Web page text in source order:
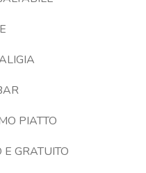
PIATTO
GRATUITO